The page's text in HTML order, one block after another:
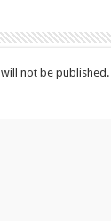
not be published.